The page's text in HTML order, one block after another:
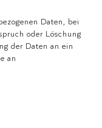
Daten, bei
oder Löschung
der Daten an ein
an